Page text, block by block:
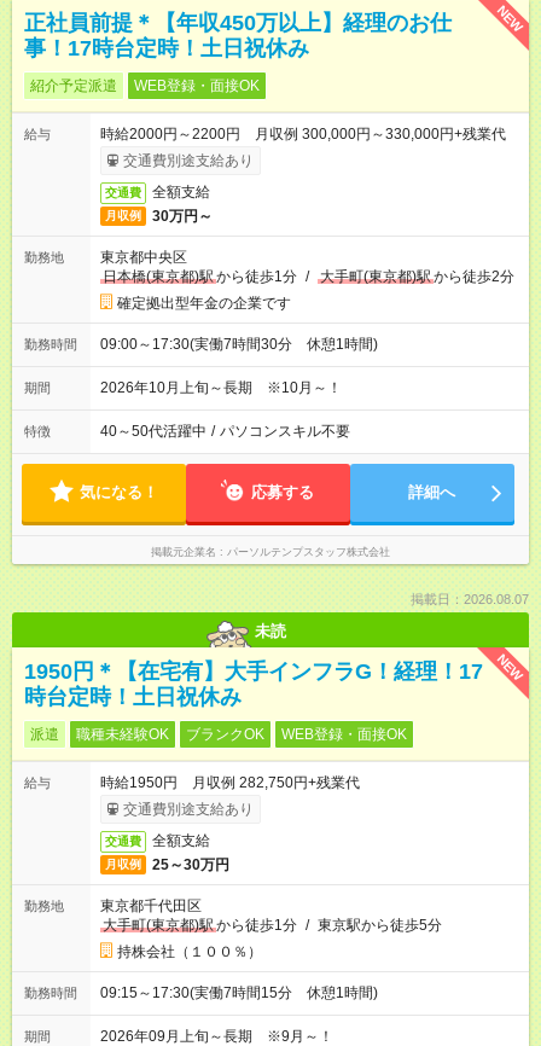
NEW
正社員前提＊【年収450万以上】経理のお仕
事！17時台定時！土日祝休み
紹介予定派遣 WEB登録・面接OK
給与
時給2000円～2200円 月収例 300,000円～330,000円+残業代
交通費別途支給あり
交通費 全額支給
月収例 30万円～
勤務地
東京都中央区
日本橋(東京都)駅から徒歩1分 / 大手町(東京都)駅から徒歩2分
確定拠出型年金の企業です
勤務時間 09:00～17:30(実働7時間30分 休憩1時間)
期間 2026年10月上旬～長期 ※10月～！
特徴 40～50代活躍中 / パソコンスキル不要
気になる！ 応募する 詳細へ
掲載元企業名 パーソルテンプスタッフ株式会社
掲載日：2026.08.07
未読
NEW
1950円＊【在宅有】大手インフラG！経理！17
時台定時！土日祝休み
派遣 職種未経験OK ブランクOK WEB登録・面接OK
給与
時給1950円 月収例 282,750円+残業代
交通費別途支給あり
交通費 全額支給
月収例 25～30万円
勤務地
東京都千代田区
大手町(東京都)駅から徒歩1分 / 東京駅から徒歩5分
持株会社（１００％）
勤務時間 09:15～17:30(実働7時間15分 休憩1時間)
期間 2026年09月上旬～長期 ※9月～！